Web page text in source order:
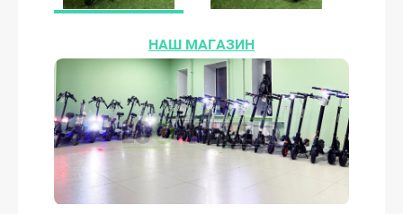
НАШ МАГАЗИН